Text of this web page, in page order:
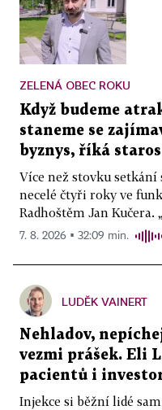
ZELENÁ OBEC ROKU
Když budeme
staneme se
byznys, říká
Více než stovku setkání
necelé čtyři roky ve
Radhoštěm Jan Kučera.
7. 8. 2026 ▪ 32:09 min.
LUDĚK VAINERT
Nehladov,
vezmi prášek. Eli
pacientů i
Injekce si běžní lidé